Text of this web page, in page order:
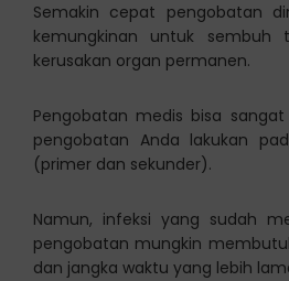
Semakin cepat pengobatan
kemungkinan untuk sembuh
kerusakan organ permanen.
Pengobatan medis bisa
pengobatan Anda lakukan
(primer dan sekunder).
Namun, infeksi yang sudah
pengobatan mungkin
dan jangka waktu yang lebih